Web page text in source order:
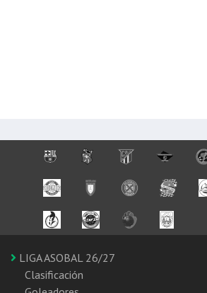
LIGA ASOBAL 26/27
Clasificación